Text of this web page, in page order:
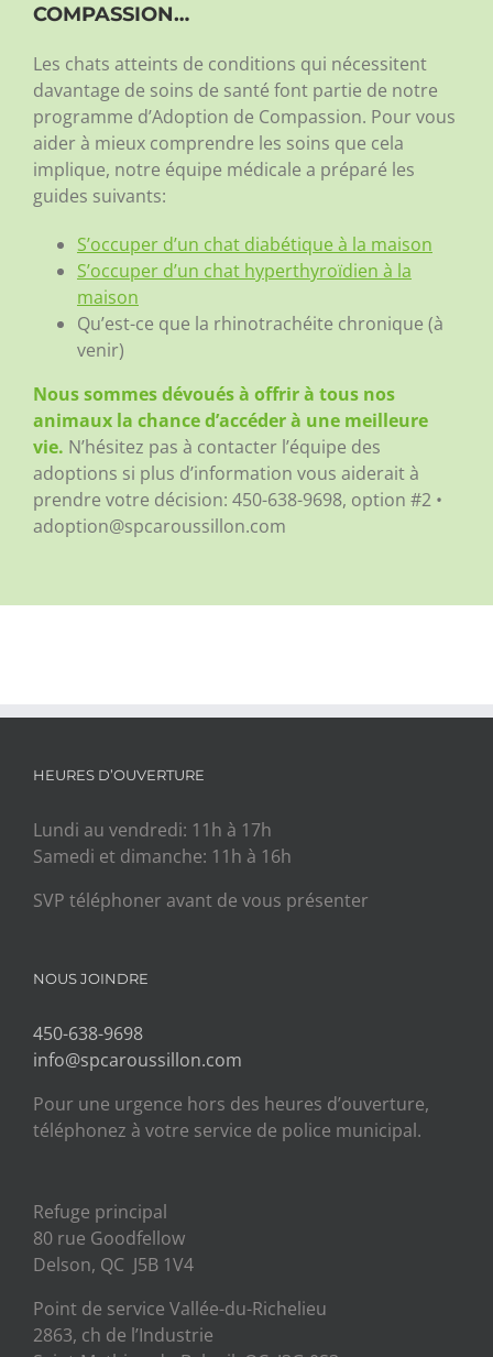
COMPASSION…
Les chats atteints de conditions qui nécessitent
davantage de soins de santé font partie de notre
programme d’Adoption de Compassion. Pour vous
aider à mieux comprendre les soins que cela
implique, notre équipe médicale a préparé les
guides suivants:
S’occuper d’un chat diabétique à la maison
S’occuper d’un chat hyperthyroïdien à la
maison
Qu’est-ce que la rhinotrachéite chronique (à
venir)
Nous sommes dévoués à offrir à tous nos
animaux la chance d’accéder à une meilleure
vie. N’hésitez pas à contacter l’équipe des
adoptions si plus d’information vous aiderait à
prendre votre décision: 450-638-9698, option #2 •
adoption@spcaroussillon.com
HEURES D’OUVERTURE
Lundi au vendredi: 11h à 17h
Samedi et dimanche: 11h à 16h
SVP téléphoner avant de vous présenter
NOUS JOINDRE
450-638-9698
info@spcaroussillon.com
Pour une urgence hors des heures d’ouverture,
téléphonez à votre service de police municipal.
Refuge principal
80 rue Goodfellow
Delson, QC J5B 1V4
Point de service Vallée-du-Richelieu
2863, ch de l’Industrie